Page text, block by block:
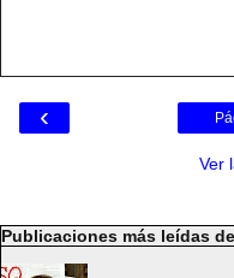
‹
Ver
Publicaciones más leídas